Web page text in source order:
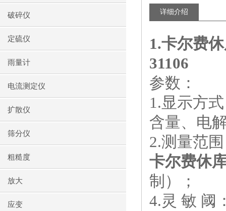
破碎仪
定硫仪
雨量计
电流测定仪
扩散仪
筛分仪
粗糙度
放大
应变
详细介绍
1.卡尔费
31106
参数：
1.显示方
含量、电
2.测量范
卡尔费休
制）；
4.灵 敏 阈